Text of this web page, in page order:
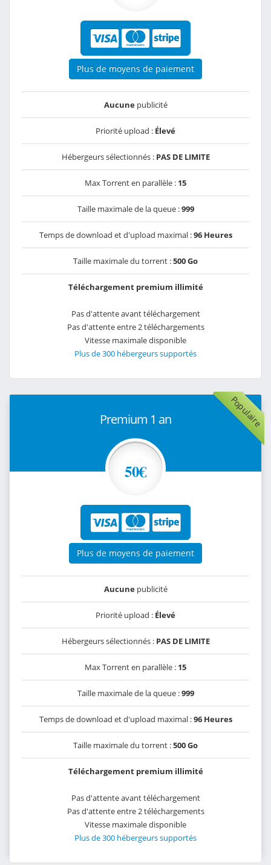
Plus de moyens de paiement
Aucunepublicité
Priorité upload : Élevé
Hébergeurs sélectionnés : PAS DE LIMITE
Max Torrent en parallèle : 15
Taille maximale de la queue :999
Temps de download et d'upload maximal :96 Heures
Taille maximale du torrent :500 Go
Téléchargement premium illimité
Pas d'attente avant téléchargement
Pas d'attente entre 2 téléchargements
Vitesse maximale disponible
Plus de 300 hébergeurs supportés
Populaire
Premium 1 an
50€
Plus de moyens de paiement
Aucunepublicité
Priorité upload : Élevé
Hébergeurs sélectionnés : PAS DE LIMITE
Max Torrent en parallèle : 15
Taille maximale de la queue :999
Temps de download et d'upload maximal :96 Heures
Taille maximale du torrent :500 Go
Téléchargement premium illimité
Pas d'attente avant téléchargement
Pas d'attente entre 2 téléchargements
Vitesse maximale disponible
Plus de 300 hébergeurs supportés